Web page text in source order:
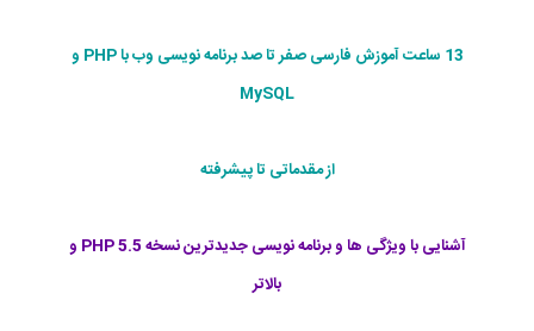
13 ساعت آموزش فارسی صفر تا صد برنامه نویسی وب با PHP و
MySQL
از مقدماتی تا پیشرفته
آشنایی با ویژگی ها و برنامه نویسی جدیدترین نسخه PHP 5.5 و
بالاتر